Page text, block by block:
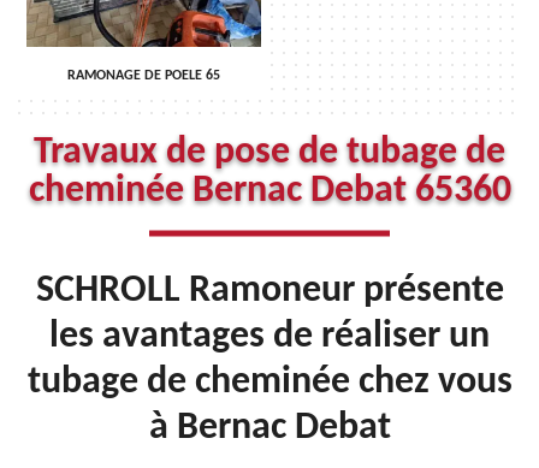
RAMONAGE DE POELE 65
Travaux de pose de tubage de
cheminée Bernac Debat 65360
SCHROLL Ramoneur présente
les avantages de réaliser un
tubage de cheminée chez vous
à Bernac Debat